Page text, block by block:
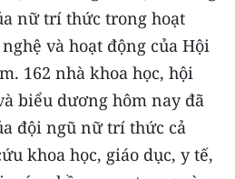
Long
nữ trí thức trong hoạt
và hoạt động của Hội
162 nhà khoa học, hội
biểu dương hôm nay đã
đội ngũ nữ trí thức cả
khoa học, giáo dục, y tế,